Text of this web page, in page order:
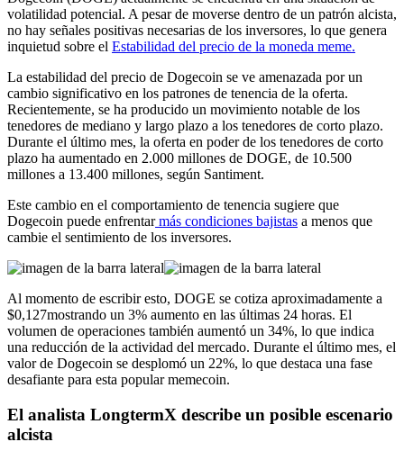
volatilidad potencial. A pesar de moverse dentro de un patrón alcista,
no hay señales positivas necesarias de los inversores, lo que genera
inquietud sobre el Estabilidad del precio de la moneda meme.
La estabilidad del precio de Dogecoin se ve amenazada por un
cambio significativo en los patrones de tenencia de la oferta.
Recientemente, se ha producido un movimiento notable de los
tenedores de mediano y largo plazo a los tenedores de corto plazo.
Durante el último mes, la oferta en poder de los tenedores de corto
plazo ha aumentado en 2.000 millones de DOGE, de 10.500
millones a 13.400 millones, según Santiment.
Este cambio en el comportamiento de tenencia sugiere que
Dogecoin puede enfrentarmás condiciones bajistas a menos que
cambie el sentimiento de los inversores.
Al momento de escribir esto, DOGE se cotiza aproximadamente a
$0,127mostrando un 3% aumento en las últimas 24 horas. El
volumen de operaciones también aumentó un 34%, lo que indica
una reducción de la actividad del mercado. Durante el último mes, el
valor de Dogecoin se desplomó un 22%, lo que destaca una fase
desafiante para esta popular memecoin.
El analista LongtermX describe un posible escenario
alcista